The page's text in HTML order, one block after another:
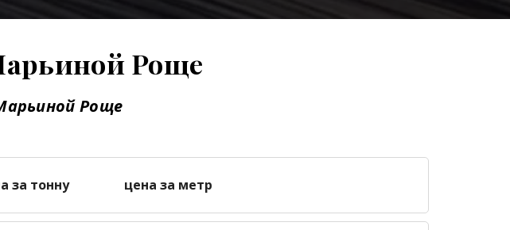
Роще
Роще
за тонну цена за метр